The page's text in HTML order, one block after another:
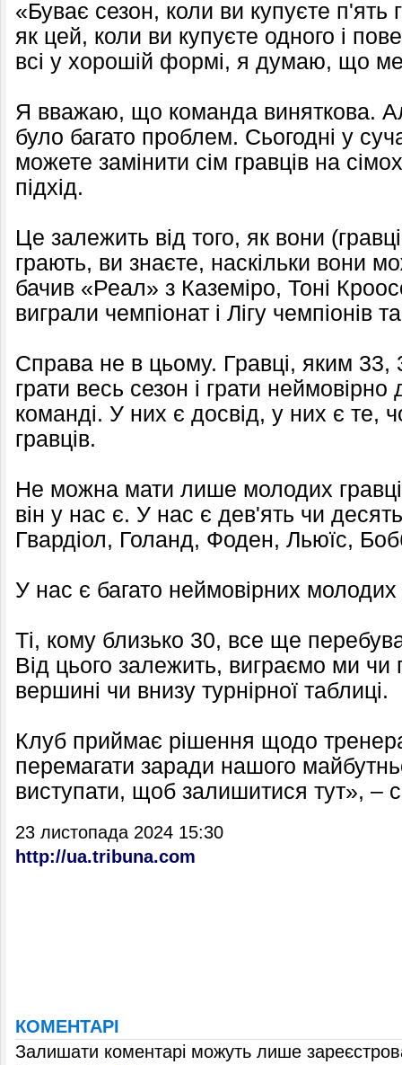
«Буває сезон, коли ви купуєте п'ять
як цей, коли ви купуєте одного і
всі у хорошій формі, я думаю, що
Я вважаю, що команда виняткова.
було багато проблем. Сьогодні у
можете замінити сім гравців на
підхід.
Це залежить від того, як вони
грають, ви знаєте, наскільки вони
бачив «Реал» з Каземіро, Тоні
виграли чемпіонат і Лігу чемпіонів
Справа не в цьому. Гравці, яким 33,
грати весь сезон і грати
команді. У них є досвід, у них є те,
гравців.
Не можна мати лише молодих
він у нас є. У нас є дев'ять чи
Гвардіол, Голанд, Фоден, Льюїс,
У нас є багато неймовірних молодих
Ті, кому близько 30, все ще
Від цього залежить, виграємо ми
вершині чи внизу турнірної таблиці.
Клуб приймає рішення щодо
перемагати заради нашого
виступати, щоб залишитися тут», –
23 листопада 2024 15:30
http://ua.tribuna.com
КОМЕНТАРІ
Залишати коментарі можуть лише